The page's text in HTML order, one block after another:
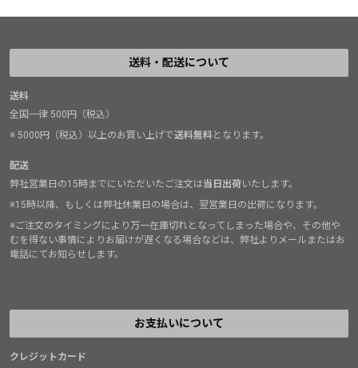
送料・配送について
送料
全国一律 500円（税込）
※ 5000円（税込）以上のお買い上げで送料無料となります。
配送
弊社営業日の15時までにいただいたご注文は当日出荷いたします。
※15時以降、もしくは弊社休業日の場合は、翌営業日の出荷になります。
※ご注文のタイミングにより万一在庫切れとなってしまった場合や、その他や
むを得ない事情によりお届けが遅くなる場合などは、弊社よりメールまたはお
電話にてお知らせします。
お支払いについて
クレジットカード